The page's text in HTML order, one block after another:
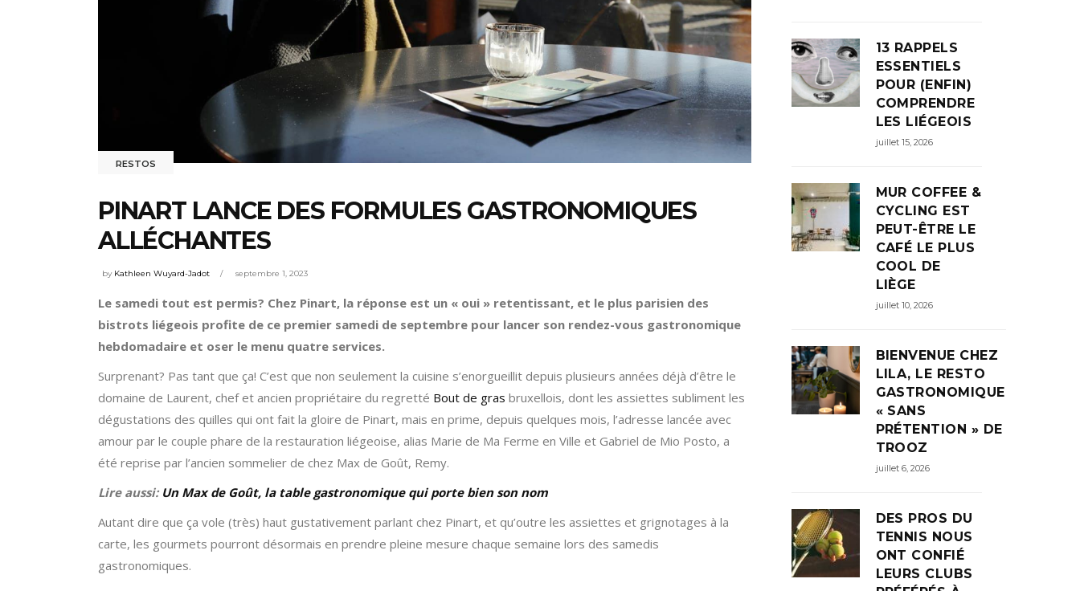
RESTOS
PINART LANCE DES FORMULES GASTRONOMIQUES
ALLÉCHANTES
by Kathleen Wuyard-Jadot septembre 1, 2023
Le samedi tout est permis? Chez Pinart, la réponse est un « oui » retentissant, et le plus parisien des
bistrots liégeois profite de ce premier samedi de septembre pour lancer son rendez-vous gastronomique
hebdomadaire et oser le menu quatre services.
Surprenant? Pas tant que ça! C’est que non seulement la cuisine s’enorgueillit depuis plusieurs années déjà d’être le
domaine de Laurent, chef et ancien propriétaire du regretté Bout de gras bruxellois, dont les assiettes subliment les
dégustations des quilles qui ont fait la gloire de Pinart, mais en prime, depuis quelques mois, l’adresse lancée avec
amour par le couple phare de la restauration liégeoise, alias Marie de Ma Ferme en Ville et Gabriel de Mio Posto, a
été reprise par l’ancien sommelier de chez Max de Goût, Remy.
Lire aussi: Un Max de Goût, la table gastronomique qui porte bien son nom
Autant dire que ça vole (très) haut gustativement parlant chez Pinart, et qu’outre les assiettes et grignotages à la
carte, les gourmets pourront désormais en prendre pleine mesure chaque semaine lors des samedis
gastronomiques.
13 RAPPELS
ESSENTIELS
POUR (ENFIN)
COMPRENDRE
LES LIÉGEOIS
juillet 15, 2026
MUR COFFEE &
CYCLING EST
PEUT-ÊTRE LE
CAFÉ LE PLUS
COOL DE
LIÈGE
juillet 10, 2026
BIENVENUE CHEZ
LILA, LE RESTO
GASTRONOMIQUE
« SANS
PRÉTENTION » DE
TROOZ
juillet 6, 2026
DES PROS DU
TENNIS NOUS
ONT CONFIÉ
LEURS CLUBS